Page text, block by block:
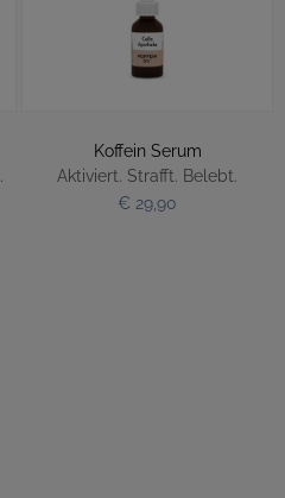
Koffein Serum
Aktiviert. Strafft. Belebt.
€ 29,90